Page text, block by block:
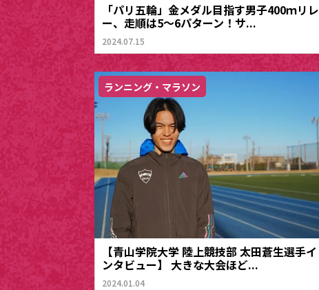
「パリ五輪」金メダル目指す男子400ｍリレ
ー、走順は5～6パターン！サ...
2024.07.15
ランニング・マラソン
【青山学院大学 陸上競技部 太田蒼生選手イ
ンタビュー】 大きな大会ほど...
2024.01.04